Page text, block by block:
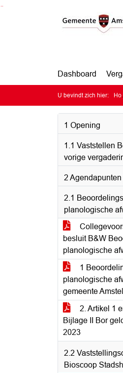
Dashboard
U bevindt zich hier:
1 Opening
1.1 Vaststellen
vorige
2 Agendapunten
2.1
planologische
besluit B&W
planologische
1
planologische
gemeente
2. Artikel 1
Bijlage II Bor
2023
2.2
Bioscoop